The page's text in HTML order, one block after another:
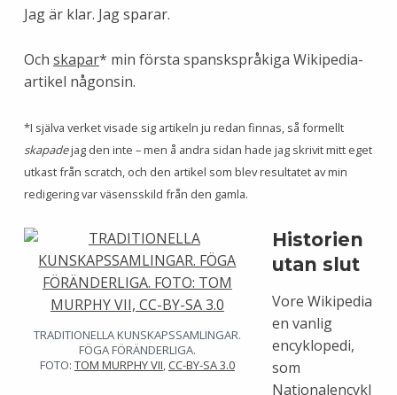
Jag är klar. Jag sparar.
Och skapar* min första spanskspråkiga Wikipedia-
artikel någonsin.
*I själva verket visade sig artikeln ju redan finnas, så formellt
skapadejag den inte – men å andra sidan hade jag skrivit mitt eget
utkast från scratch, och den artikel som blev resultatet av min
redigering var väsensskild från den gamla.
TRADITIONELLA KUNSKAPSSAMLINGAR.
FÖGA FÖRÄNDERLIGA.
FOTO: TOM MURPHY VII CC-BY-SA 3.0
Historien
utan slut
Vore Wikipedia
en vanlig
encyklopedi,
som
Nationalencykl